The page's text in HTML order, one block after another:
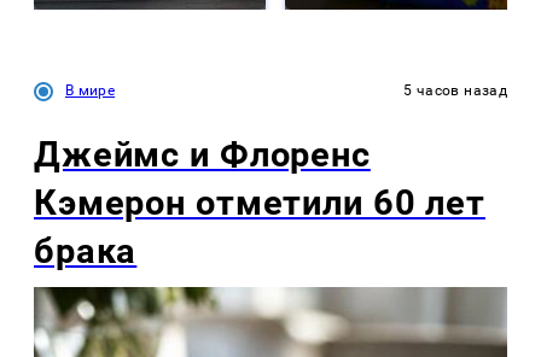
В мире 5 часов назад
Джеймс и Флоренс
Кэмерон отметили 60 лет
брака